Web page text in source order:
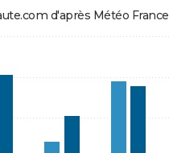
d'après Météo France